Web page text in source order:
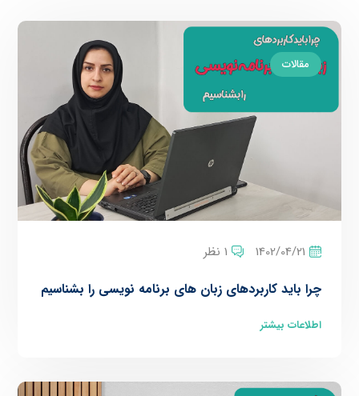
مقالات
1402/04/21 1 نظر
چرا باید کاربردهای زبان های برنامه نویسی را بشناسیم
اطلاعات بیشتر